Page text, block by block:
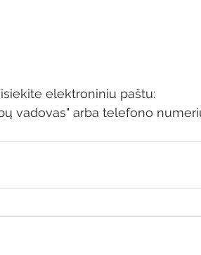
elektroniniu paštu:
vadovas" arba telefono